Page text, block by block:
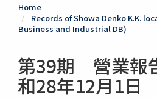
Home
Records of Showa Denko K.K.
Business and Industrial DB)
第39期 營業報
和28年12月1